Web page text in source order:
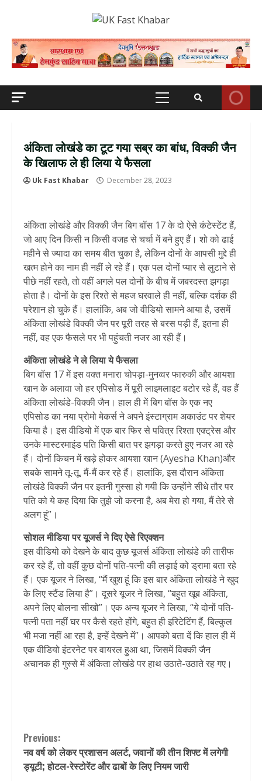
Primary
अंकिता लोखंडे का टूट गया सब्र का बांध, विक्की जैन
के खिलाफ ले ही लिया ये फैसला
Uk Fast Khabar December 28, 2023
अंकिता लोखंडे और विक्की जैन बिग बॉस 17 के दो ऐसे कंटेस्टेंट हैं,
जो आए दिन किसी न किसी वजह से चर्चा में बने हुए हैं। शो को ढाई
महीने से ज्यादा का समय बीत चुका है, लेकिन दोनों के आपसी मुद्दे ही
खत्म होने का नाम ही नहीं ले रहे हैं। एक पल दोनों प्यार से लुटाने से
पीछे नहीं रहते, तो वहीं अगले पल दोनों के बीच में जबरदस्त झगड़ा
होता है। दोनों के इस रिश्ते से महज घरवाले ही नहीं, बल्कि दर्शक ही
परेशान हो चुके हैं। हालांकि, अब जो वीडियो सामने आया है, उसमें
अंकिता लोखंडे विक्की जैन पर पूरी तरह से बरस पड़ी हैं, इतना ही
नहीं, वह एक फैसले पर भी पहुंचती नजर आ रही हैं।
अंकिता लोखंडे ने ले लिया ये फैसला
बिग बॉस 17 में इस वक्त मनारा चोपड़ा-मुनव्वर फारुकी और आयशा
खान के अलावा जो हर एपिसोड में पूरी लाइमलाइट बटोर रहे हैं, वह हैं
अंकिता लोखंडे-विक्की जैन। हाल ही में बिग बॉस के एक नए
एपिसोड का नया प्रोमो मेकर्स ने अपने इंस्टाग्राम अकाउंट पर शेयर
किया है। इस वीडियो में एक बार फिर से पवित्र रिश्ता एक्ट्रेस और
उनके मास्टरमाइंड पति किसी बात पर झगड़ा करते हुए नजर आ रहे
हैं। दोनों किचन में खड़े होकर आयशा खान (Ayesha Khan)और
सबके सामने तू-तू, मैं-मैं कर रहे हैं। हालांकि, इस दौरान अंकिता
लोखंडे विक्की जैन पर इतनी गुस्सा हो गयी कि उन्होंने सीधे तौर पर
पति को ये कह दिया कि तुझे जो करना है, अब मेरा हो गया, मैं तेरे से
अलग हूं”।
सोशल मीडिया पर यूजर्स ने दिए ऐसे रिएक्शन
इस वीडियो को देखने के बाद कुछ यूजर्स अंकिता लोखंडे की तारीफ
कर रहे हैं, तो वहीं कुछ दोनों पति-पत्नी की लड़ाई को ड्रामा बता रहे
हैं। एक यूजर ने लिखा, “मैं खुश हूं कि इस बार अंकिता लोखंडे ने खुद
के लिए स्टैंड लिया है”। दूसरे यूजर ने लिखा, “बहुत खूब अंकिता,
अपने लिए बोलना सीखो”। एक अन्य यूजर ने लिखा, “ये दोनों पति-
पत्नी पता नहीं घर पर कैसे रहते होंगे, बहुत ही इरिटेटिंग हैं, बिल्कुल
भी मजा नहीं आ रहा है, इन्हें देखने में”। आपको बता दें कि हाल ही में
एक वीडियो इंटरनेट पर वायरल हुआ था, जिसमें विक्की जैन
अचानक ही गुस्से में अंकिता लोखंडे पर हाथ उठाते-उठाते रह गए।
Continue
Reading
Previous:
नव वर्ष को लेकर प्रशासन अलर्ट, जवानों की तीन शिफ्ट में लगेगी
ड्यूटी; होटल-रेस्टोरेंट और ढाबों के लिए नियम जारी